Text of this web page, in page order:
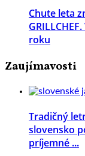
Chute leta
roku
Zaujímavosti
Tradičný
slovensko
príjemné ...